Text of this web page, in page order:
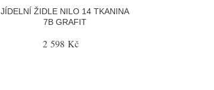
JÍDELNÍ ŽIDLE NILO 14 TKANINA
7B GRAFIT
2 598 Kč